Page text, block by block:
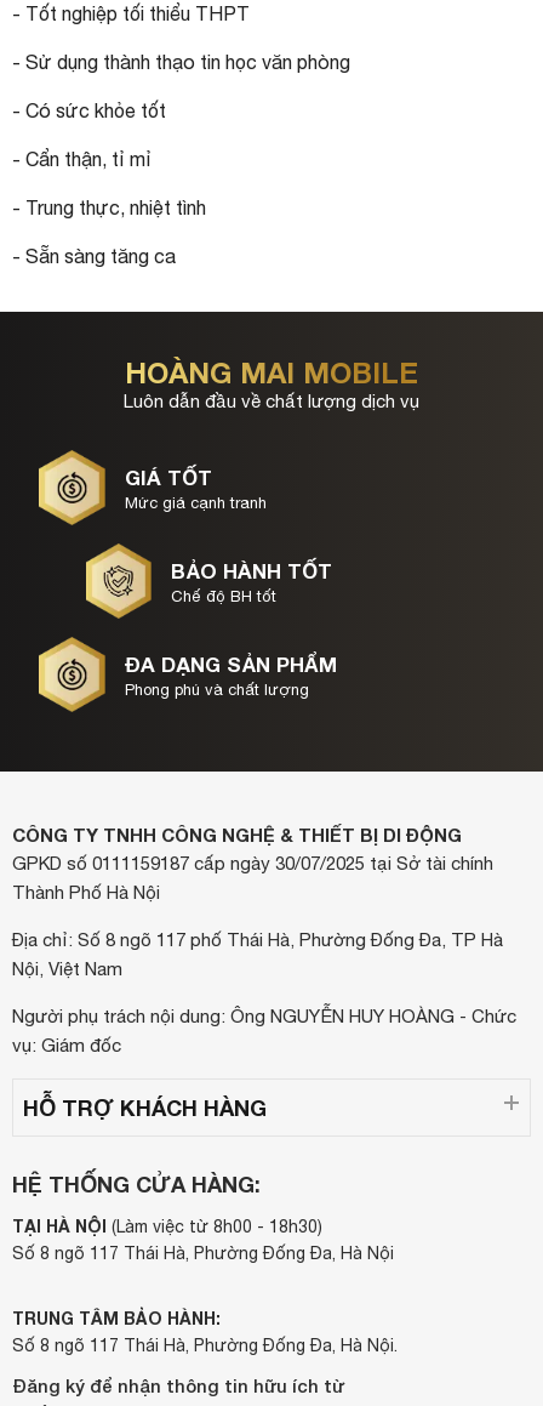
- Tốt nghiệp tối thiểu THPT
- Sử dụng thành thạo tin học văn phòng
- Có sức khỏe tốt
- Cẩn thận, tỉ mỉ
- Trung thực, nhiệt tình
- Sẵn sàng tăng ca
HOÀNG MAI MOBILE
Luôn dẫn đầu về chất lượng dịch vụ
GIÁ TỐT
Mức giá cạnh tranh
BẢO HÀNH TỐT
Chế độ BH tốt
ĐA DẠNG SẢN PHẨM
Phong phú và chất lượng
CÔNG TY TNHH CÔNG NGHỆ & THIẾT BỊ DI ĐỘNG
GPKD số 0111159187 cấp ngày 30/07/2025 tại Sở tài chính
Thành Phố Hà Nội
Địa chỉ: Số 8 ngõ 117 phố Thái Hà, Phường Đống Đa, TP Hà
Nội, Việt Nam
Người phụ trách nội dung: Ông NGUYỄN HUY HOÀNG - Chức
vụ: Giám đốc
HỖ TRỢ KHÁCH HÀNG
HỆ THỐNG CỬA HÀNG:
TẠI HÀ NỘI (Làm việc từ 8h00 - 18h30)
Số 8 ngõ 117 Thái Hà, Phường Đống Đa, Hà Nội
TRUNG TÂM BẢO HÀNH:
Số 8 ngõ 117 Thái Hà, Phường Đống Đa, Hà Nội.
Đăng ký để nhận thông tin hữu ích từ